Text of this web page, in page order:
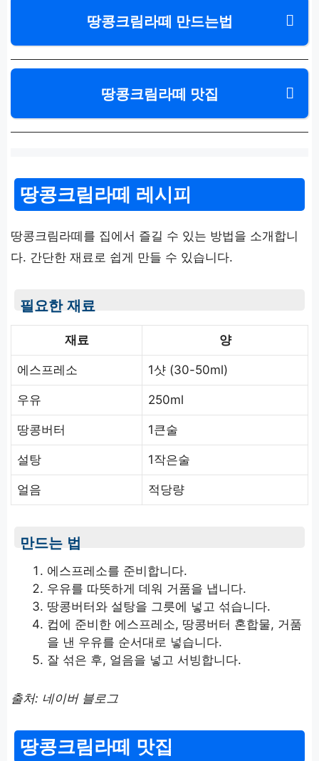
땅콩크림라떼 만드는법
땅콩크림라떼 맛집
땅콩크림라떼 레시피
땅콩크림라떼를 집에서 즐길 수 있는 방법을 소개합니
다. 간단한 재료로 쉽게 만들 수 있습니다.
필요한 재료
재료 양
에스프레소 1샷 (30-50ml)
우유 250ml
땅콩버터 1큰술
설탕 1작은술
얼음 적당량
만드는 법
에스프레소를 준비합니다.
우유를 따뜻하게 데워 거품을 냅니다.
땅콩버터와 설탕을 그릇에 넣고 섞습니다.
컵에 준비한 에스프레소, 땅콩버터 혼합물, 거품
을 낸 우유를 순서대로 넣습니다.
잘 섞은 후, 얼음을 넣고 서빙합니다.
출처: 네이버 블로그
땅콩크림라떼 맛집